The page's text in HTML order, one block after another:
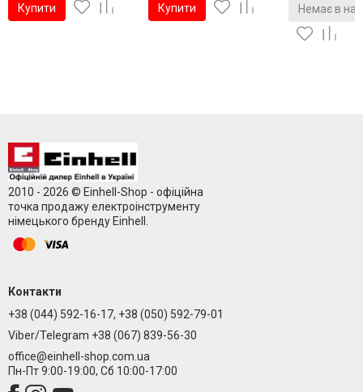
Купити Купити Немає в
2010 - 2026 © Einhell-Shop - офіційна
точка продажу електроінструменту
німецького бренду Einhell.
Контакти
+38 (044) 592-16-17, +38 (050) 592-79-01
Viber/Telegram +38 (067) 839-56-30
office@einhell-shop.com.ua
Пн-Пт 9:00-19:00, Сб 10:00-17:00